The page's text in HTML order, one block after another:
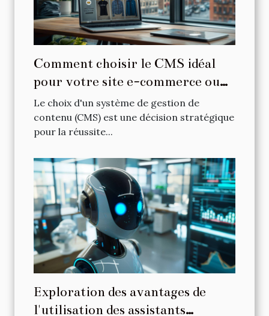
Comment choisir le CMS idéal
pour votre site e-commerce ou
vitrine
Le choix d'un système de gestion de
contenu (CMS) est une décision stratégique
pour la réussite...
Exploration des avantages de
l'utilisation des assistants